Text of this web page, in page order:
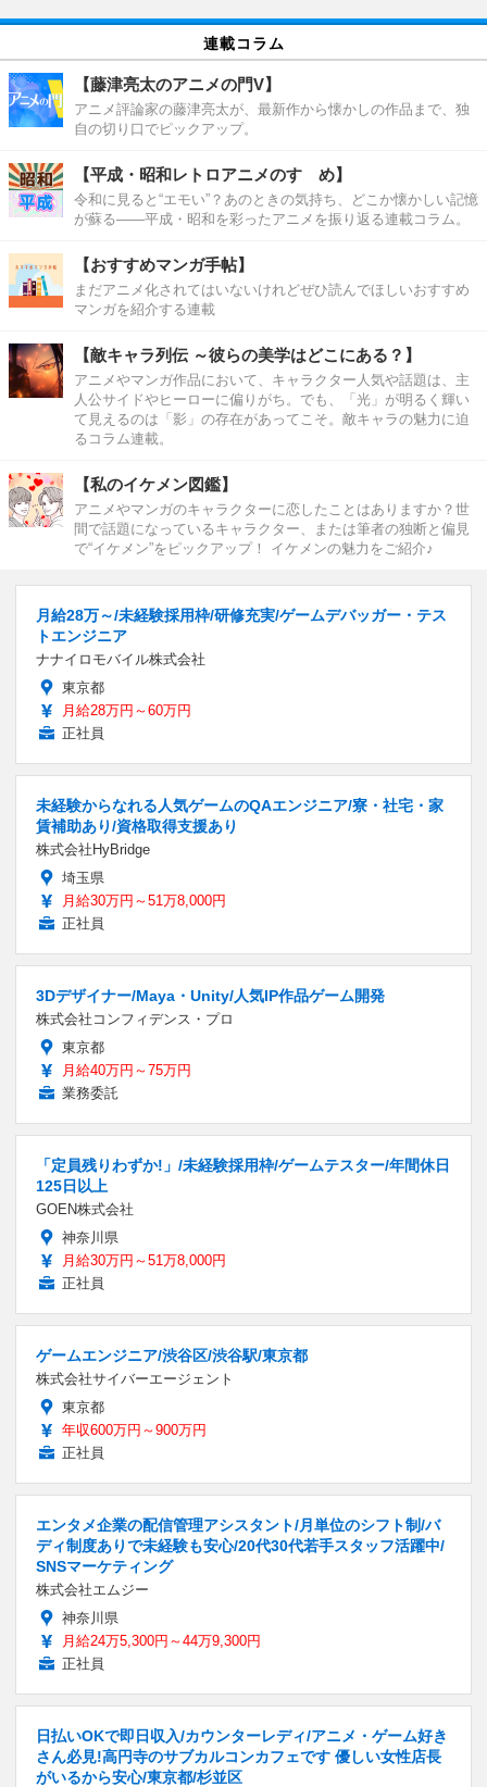
連載コラム
【藤津亮太のアニメの門V】
アニメ評論家の藤津亮太が、最新作から懐かしの作品まで、独
自の切り口でピックアップ。
【平成・昭和レトロアニメのすゝめ】
令和に見ると“エモい”？あのときの気持ち、どこか懐かしい記憶
が蘇る――平成・昭和を彩ったアニメを振り返る連載コラム。
【おすすめマンガ手帖】
まだアニメ化されてはいないけれどぜひ読んでほしいおすすめ
マンガを紹介する連載
【敵キャラ列伝 ～彼らの美学はどこにある？】
アニメやマンガ作品において、キャラクター人気や話題は、主
人公サイドやヒーローに偏りがち。でも、「光」が明るく輝い
て見えるのは「影」の存在があってこそ。敵キャラの魅力に迫
るコラム連載。
【私のイケメン図鑑】
アニメやマンガのキャラクターに恋したことはありますか？世
間で話題になっているキャラクター、または筆者の独断と偏見
で“イケメン”をピックアップ！ イケメンの魅力をご紹介♪
月給28万～/未経験採用枠/研修充実/ゲームデバッガー・テス
トエンジニア
ナナイロモバイル株式会社
東京都
月給28万円～60万円
正社員
未経験からなれる人気ゲームのQAエンジニア/寮・社宅・家
賃補助あり/資格取得支援あり
株式会社HyBridge
埼玉県
月給30万円～51万8,000円
正社員
3Dデザイナー/Maya・Unity/人気IP作品ゲーム開発
株式会社コンフィデンス・プロ
東京都
月給40万円～75万円
業務委託
「定員残りわずか!」/未経験採用枠/ゲームテスター/年間休日
125日以上
GOEN株式会社
神奈川県
月給30万円～51万8,000円
正社員
ゲームエンジニア/渋谷区/渋谷駅/東京都
株式会社サイバーエージェント
東京都
年収600万円～900万円
正社員
エンタメ企業の配信管理アシスタント/月単位のシフト制/バ
ディ制度ありで未経験も安心/20代30代若手スタッフ活躍中/
SNSマーケティング
株式会社エムジー
神奈川県
月給24万5,300円～44万9,300円
正社員
日払いOKで即日収入/カウンターレディ/アニメ・ゲーム好き
さん必見!高円寺のサブカルコンカフェです 優しい女性店長
がいるから安心/東京都/杉並区